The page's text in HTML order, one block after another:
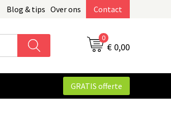
Blog & tips Over ons Contact
0
€ 0,00
GRATIS offerte